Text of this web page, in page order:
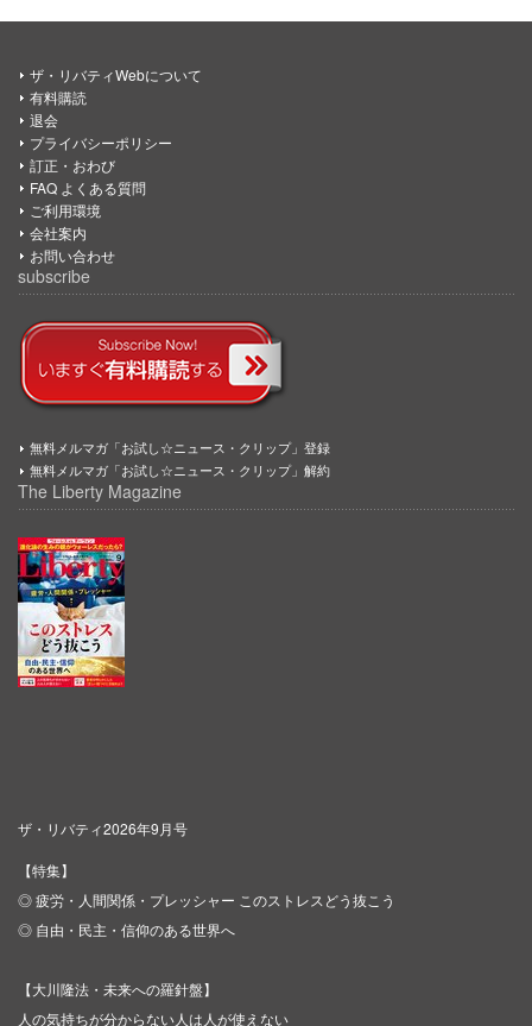
ザ・リバティWebについて
有料購読
退会
プライバシーポリシー
訂正・おわび
FAQ よくある質問
ご利用環境
会社案内
お問い合わせ
subscribe
無料メルマガ「お試し☆ニュース・クリップ」登録
無料メルマガ「お試し☆ニュース・クリップ」解約
The Liberty Magazine
ザ・リバティ2026年9月号
【特集】
◎ 疲労・人間関係・プレッシャー このストレスどう抜こう
◎ 自由・民主・信仰のある世界へ
【大川隆法・未来への羅針盤】
人の気持ちが分からない人は人が使えない